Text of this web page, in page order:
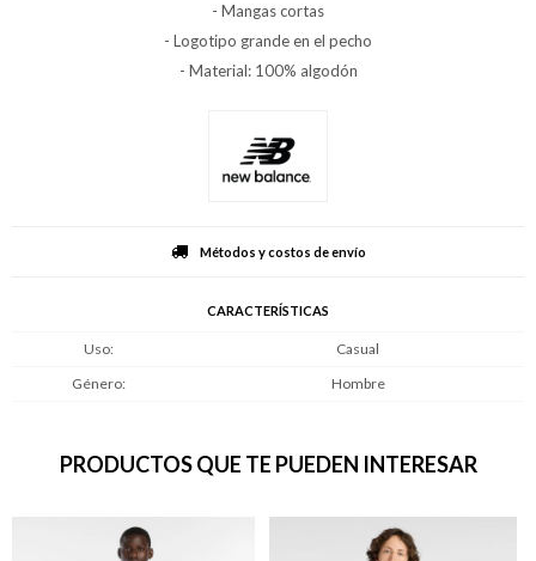
- Mangas cortas
- Logotipo grande en el pecho
- Material: 100% algodón
Métodos y costos de envío
CARACTERÍSTICAS
Uso
Casual
Género
Hombre
PRODUCTOS QUE TE PUEDEN INTERESAR